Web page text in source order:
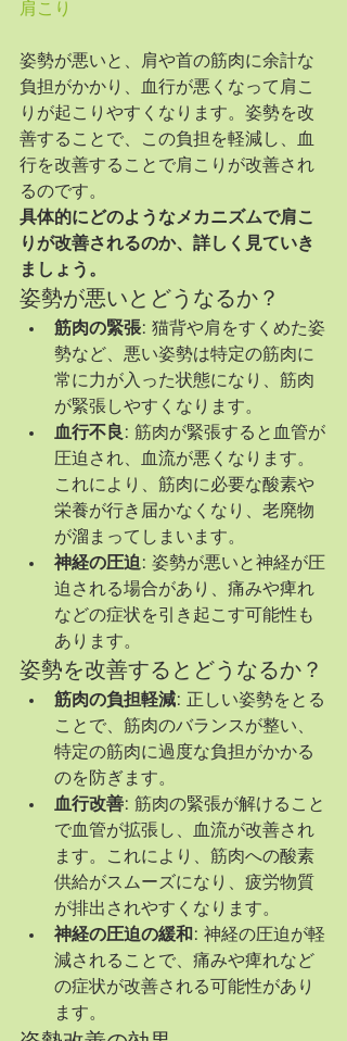
肩こり
姿勢が悪いと、肩や首の筋肉に余計な
負担がかかり、血行が悪くなって肩こ
りが起こりやすくなります。姿勢を改
善することで、この負担を軽減し、血
行を改善することで肩こりが改善され
るのです。
具体的にどのようなメカニズムで肩こ
りが改善されるのか、詳しく見ていき
ましょう。
姿勢が悪いとどうなるか？
筋肉の緊張: 猫背や肩をすくめた姿
勢など、悪い姿勢は特定の筋肉に
常に力が入った状態になり、筋肉
が緊張しやすくなります。
血行不良: 筋肉が緊張すると血管が
圧迫され、血流が悪くなります。
これにより、筋肉に必要な酸素や
栄養が行き届かなくなり、老廃物
が溜まってしまいます。
神経の圧迫: 姿勢が悪いと神経が圧
迫される場合があり、痛みや痺れ
などの症状を引き起こす可能性も
あります。
姿勢を改善するとどうなるか？
筋肉の負担軽減: 正しい姿勢をとる
ことで、筋肉のバランスが整い、
特定の筋肉に過度な負担がかかる
のを防ぎます。
血行改善: 筋肉の緊張が解けること
で血管が拡張し、血流が改善され
ます。これにより、筋肉への酸素
供給がスムーズになり、疲労物質
が排出されやすくなります。
神経の圧迫の緩和: 神経の圧迫が軽
減されることで、痛みや痺れなど
の症状が改善される可能性があり
ます。